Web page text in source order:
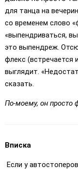
для танца на
со временем слово
«выпендриваться,
это выпендреж.
флекс (встречается
выглядит.
сказать.
По-моему, он просто
Вписка
Если у